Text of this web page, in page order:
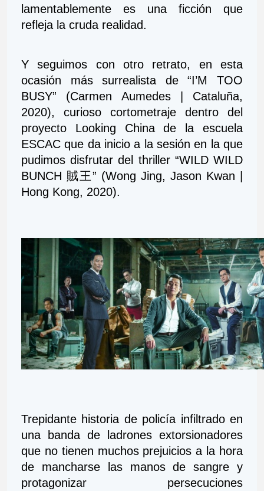
lamentablemente es una ficción que
refleja la cruda realidad.
Y seguimos con otro retrato, en esta
ocasión más surrealista de “I’M TOO
BUSY” (Carmen Aumedes | Cataluña,
2020), curioso cortometraje dentro del
proyecto Looking China de la escuela
ESCAC que da inicio a la sesión en la que
pudimos disfrutar del thriller “WILD WILD
BUNCH 賊王” (Wong Jing, Jason Kwan |
Hong Kong, 2020).
Trepidante historia de policía infiltrado en
una banda de ladrones extorsionadores
que no tienen muchos prejuicios a la hora
de mancharse las manos de sangre y
protagonizar persecuciones